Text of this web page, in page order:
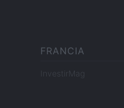
FRANCIA
InvestirMag